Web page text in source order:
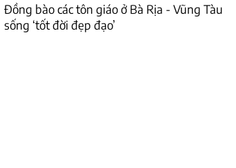
Đồng bào các tôn giáo ở Bà Rịa - Vũng Tàu
sống ‘tốt đời đẹp đạo’